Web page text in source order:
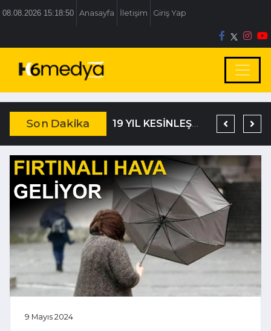
08.08.2026 15:18:51 Anasayfa İletişim Giriş Yap
Son Dakika 19 YIL KESİNLEŞMİŞ HAPİS CEZASIYLA ARANIYORDU
9 Mayıs 2024